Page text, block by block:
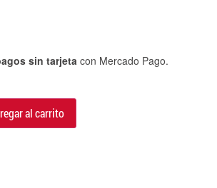
sin tarjetacon Mercado Pago.
al carrito